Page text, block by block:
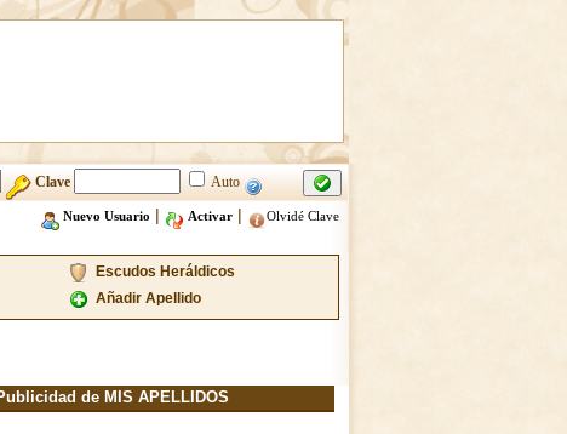
Clave Auto
Nuevo Usuario | Activar| Olvidé Clave
Escudos Heráldicos
Añadir Apellido
de MIS APELLIDOS